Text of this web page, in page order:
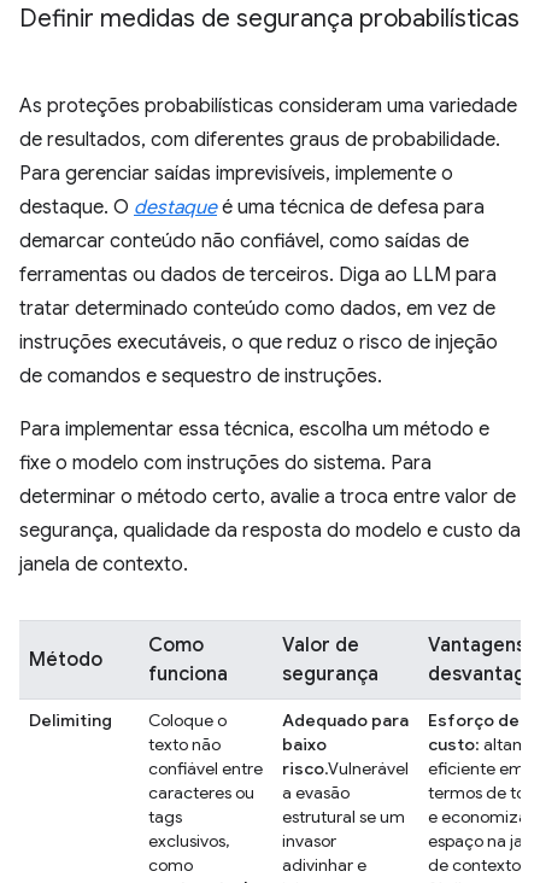
Definir medidas de segurança probabilísticas
As proteções probabilísticas consideram uma variedade
de resultados, com diferentes graus de probabilidade.
Para gerenciar saídas imprevisíveis, implemente o
destaque. O destaqueé uma técnica de defesa para
demarcar conteúdo não confiável, como saídas de
ferramentas ou dados de terceiros. Diga ao LLM para
tratar determinado conteúdo como dados, em vez de
instruções executáveis, o que reduz o risco de injeção
de comandos e sequestro de instruções.
Para implementar essa técnica, escolha um método e
fixe o modelo com instruções do sistema. Para
determinar o método certo, avalie a troca entre valor de
segurança, qualidade da resposta do modelo e custo da
janela de contexto.
Método
Como
funciona
Valor de
segurança
Vantagens
Delimiting
Coloque o
texto não
confiável entre
caracteres ou
tags
exclusivos,
como
Adequado para
baixo
risco.Vulnerável
a evasão
estrutural se um
invasor
adivinhar e
Esforço de
custo:
eficiente em
termos de
e economiza
espaço na
de contexto.